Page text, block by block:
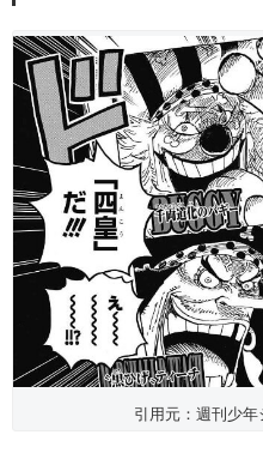
引用元：週刊少